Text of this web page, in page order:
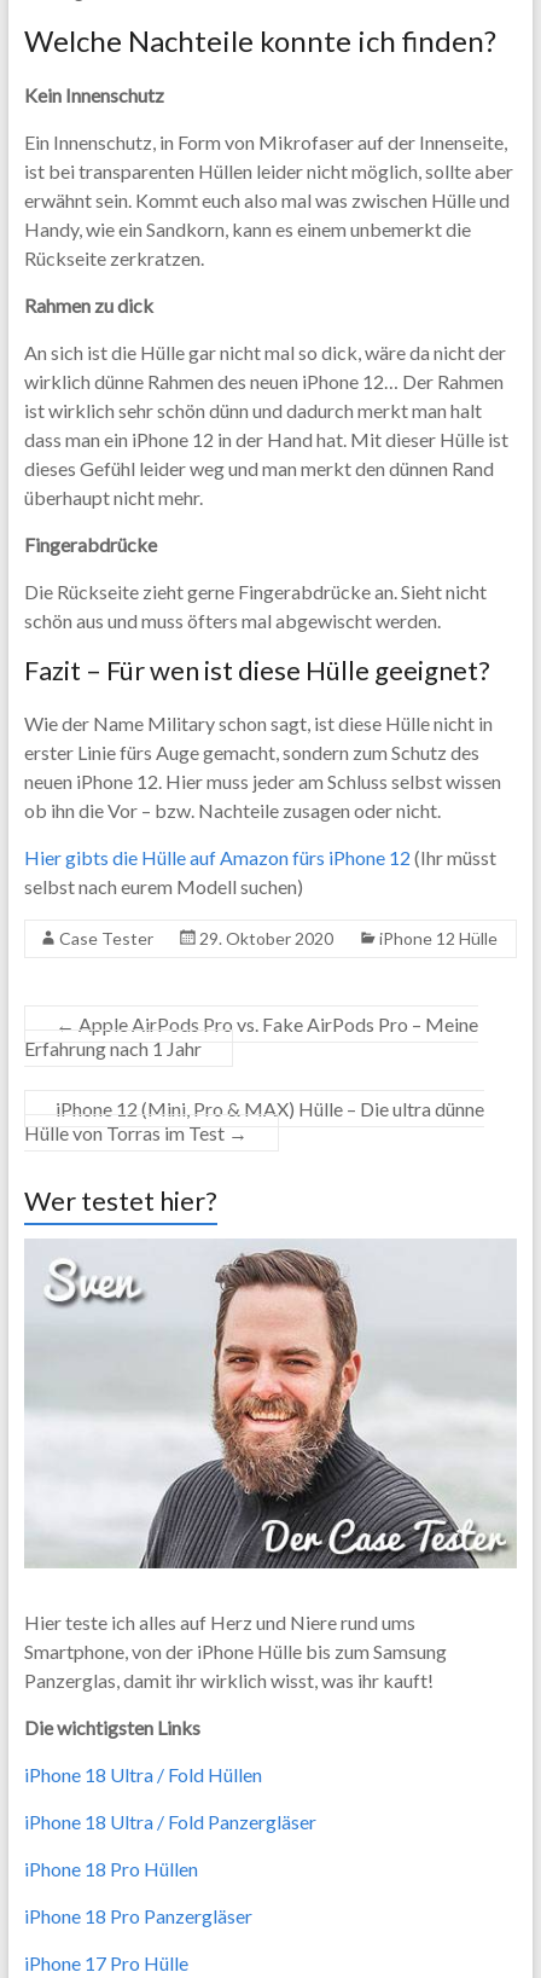
Welche Nachteile konnte ich finden?
Kein Innenschutz
Ein Innenschutz, in Form von Mikrofaser auf der Innenseite,
ist bei transparenten Hüllen leider nicht möglich, sollte aber
erwähnt sein. Kommt euch also mal was zwischen Hülle und
Handy, wie ein Sandkorn, kann es einem unbemerkt die
Rückseite zerkratzen.
Rahmen zu dick
An sich ist die Hülle gar nicht mal so dick, wäre da nicht der
wirklich dünne Rahmen des neuen iPhone 12… Der Rahmen
ist wirklich sehr schön dünn und dadurch merkt man halt
dass man ein iPhone 12 in der Hand hat. Mit dieser Hülle ist
dieses Gefühl leider weg und man merkt den dünnen Rand
überhaupt nicht mehr.
Fingerabdrücke
Die Rückseite zieht gerne Fingerabdrücke an. Sieht nicht
schön aus und muss öfters mal abgewischt werden.
Fazit – Für wen ist diese Hülle geeignet?
Wie der Name Military schon sagt, ist diese Hülle nicht in
erster Linie fürs Auge gemacht, sondern zum Schutz des
neuen iPhone 12. Hier muss jeder am Schluss selbst wissen
ob ihn die Vor – bzw. Nachteile zusagen oder nicht.
Hier gibts die Hülle auf Amazon fürs iPhone 12 (Ihr müsst
selbst nach eurem Modell suchen)
Case Tester 29. Oktober 2020 iPhone 12 Hülle
← Apple AirPods Pro vs. Fake AirPods Pro – Meine
Erfahrung nach 1 Jahr
iPhone 12 (Mini, Pro & MAX) Hülle – Die ultra dünne
Hülle von Torras im Test →
Wer testet hier?
Hier teste ich alles auf Herz und Niere rund ums
Smartphone, von der iPhone Hülle bis zum Samsung
Panzerglas, damit ihr wirklich wisst, was ihr kauft!
Die wichtigsten Links
iPhone 18 Ultra / Fold Hüllen
iPhone 18 Ultra / Fold Panzergläser
iPhone 18 Pro Hüllen
iPhone 18 Pro Panzergläser
iPhone 17 Pro Hülle